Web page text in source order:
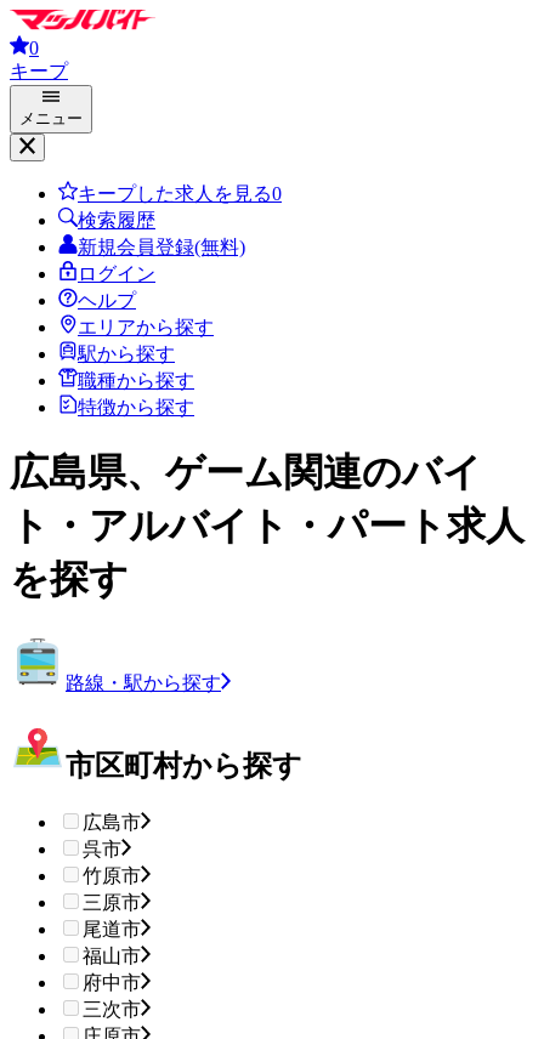
0
キープ
メニュー
キープした求人を見る0
検索履歴
新規会員登録(無料)
ログイン
ヘルプ
エリアから探す
駅から探す
職種から探す
特徴から探す
広島県、ゲーム関連のバイ
ト・アルバイト・パート求人
を探す
路線・駅から探す
市区町村から探す
広島市
呉市
竹原市
三原市
尾道市
福山市
府中市
三次市